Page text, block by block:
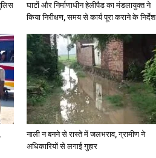
घाटों और निर्माणाधीन हेलीपैड का मंडलायुक्त ने
किया निरीक्षण, समय से कार्य पूरा कराने के निर्देश
नाली न बनने से रास्ते में जलभराव, ग्रामीण ने
अधिकारियों से लगाई गुहार